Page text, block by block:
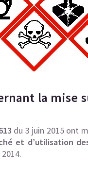
la mise
du 3 juin 2015 ont
et d’utilisation